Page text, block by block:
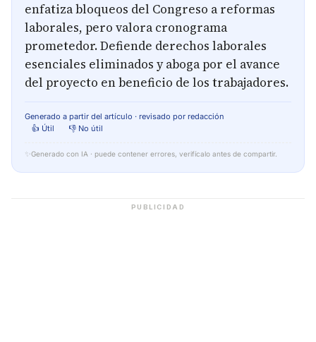
enfatiza bloqueos del Congreso a reformas
laborales, pero valora cronograma
prometedor. Defiende derechos laborales
esenciales eliminados y aboga por el avance
del proyecto en beneficio de los trabajadores.
Generado a partir del artículo · revisado por redacción
👍 Útil
👎 No útil
✨ Generado con IA · puede contener errores, verifícalo antes de compartir.
PUBLICIDAD